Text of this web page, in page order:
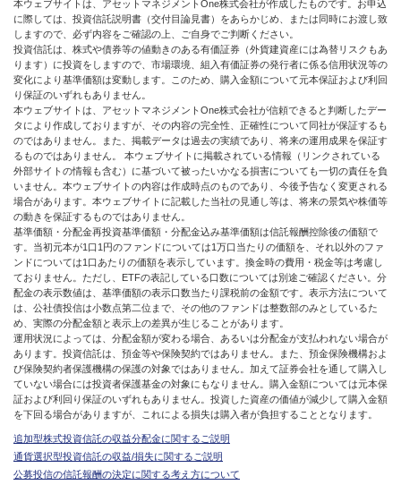
本ウェブサイトは、アセットマネジメントOne株式会社が作成したものです。お申込
に際しては、投資信託説明書（交付目論見書）をあらかじめ、または同時にお渡し致
しますので、必ず内容をご確認の上、ご自身でご判断ください。
投資信託は、株式や債券等の値動きのある有価証券（外貨建資産には為替リスクもあ
ります）に投資をしますので、市場環境、組入有価証券の発行者に係る信用状況等の
変化により基準価額は変動します。このため、購入金額について元本保証および利回
り保証のいずれもありません。
本ウェブサイトは、アセットマネジメントOne株式会社が信頼できると判断したデー
タにより作成しておりますが、その内容の完全性、正確性について同社が保証するも
のではありません。また、掲載データは過去の実績であり、将来の運用成果を保証す
るものではありません。 本ウェブサイトに掲載されている情報（リンクされている
外部サイトの情報も含む）に基づいて被ったいかなる損害についても一切の責任を負
いません。本ウェブサイトの内容は作成時点のものであり、今後予告なく変更される
場合があります。本ウェブサイトに記載した当社の見通し等は、将来の景気や株価等
の動きを保証するものではありません。
基準価額・分配金再投資基準価額・分配金込み基準価額は信託報酬控除後の価額で
す。当初元本が1口1円のファンドについては1万口当たりの価額を、それ以外のファ
ンドについては1口あたりの価額を表示しています。換金時の費用・税金等は考慮し
ておりません。ただし、ETFの表記している口数については別途ご確認ください。分
配金の表示数値は、基準価額の表示口数当たり課税前の金額です。表示方法について
は、公社債投信は小数点第二位まで、その他のファンドは整数部のみとしているた
め、実際の分配金額と表示上の差異が生じることがあります。
運用状況によっては、分配金額が変わる場合、あるいは分配金が支払われない場合が
あります。投資信託は、預金等や保険契約ではありません。また、預金保険機構およ
び保険契約者保護機構の保護の対象ではありません。加えて証券会社を通して購入し
ていない場合には投資者保護基金の対象にもなりません。購入金額については元本保
証および利回り保証のいずれもありません。投資した資産の価値が減少して購入金額
を下回る場合がありますが、これによる損失は購入者が負担することとなります。
追加型株式投資信託の収益分配金に関するご説明
通貨選択型投資信託の収益/損失に関するご説明
公募投信の信託報酬の決定に関する考え方について